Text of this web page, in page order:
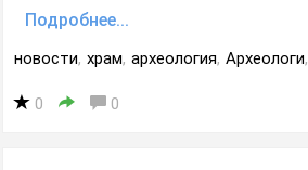
Подробнее...
новости, храм, археология, Археологи,
0 0